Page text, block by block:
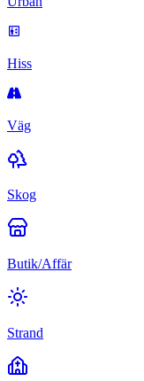
Hiss
Väg
Skog
Butik/Affär
Strand